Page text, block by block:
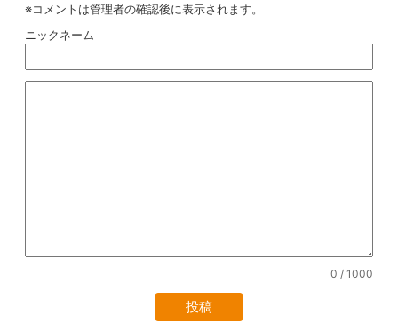
※コメントは管理者の確認後に表示されます。
ニックネーム
0 / 1000